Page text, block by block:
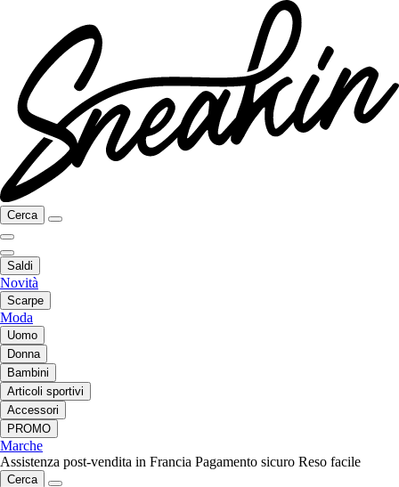
Cerca
Saldi
Novità
Scarpe
Moda
Uomo
Donna
Bambini
Articoli sportivi
Accessori
PROMO
Marche
Assistenza post-vendita in Francia Pagamento sicuro Reso facile
Cerca